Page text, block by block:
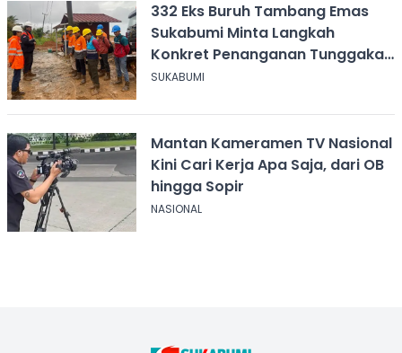
332 Eks Buruh Tambang Emas
Sukabumi Minta Langkah
Konkret Penanganan Tunggakan
Gaji Rp8,4 Miliar
SUKABUMI
Mantan Kameramen TV Nasional
Kini Cari Kerja Apa Saja, dari OB
hingga Sopir
NASIONAL